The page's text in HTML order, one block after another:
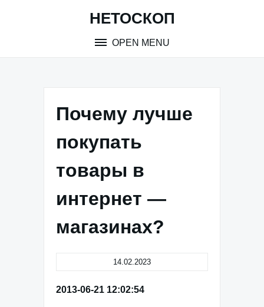
НЕТОСКОП
OPEN MENU
Почему лучше
покупать
товары в
интернет —
магазинах?
14.02.2023
2013-06-21 12:02:54